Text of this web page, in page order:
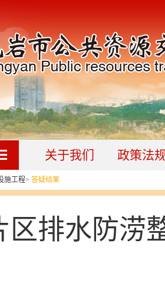
关于我们 政策法
施工程> 答疑结果
区排水防涝